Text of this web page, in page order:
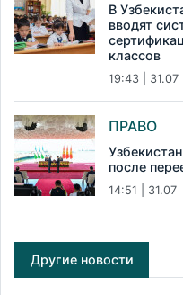
В
вводят
классов
19:43 | 31.07
ПРАВО
после
14:51 | 31.07
Другие новости